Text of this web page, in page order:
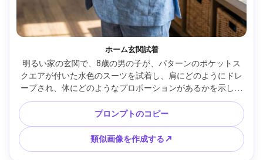
ホーム玄関試着
明るい家の玄関で、8歳の男の子が、パターンのポケットス
クエアが付いた水色のスーツを試着し、肩にどのようにドレ
ープされ、体にどのようなプロポーションがあるかを示して
います。窓の日光、Canon R6 35mm、4 分の 3 ポートレー
ト、自然な影、フォトリアルなディテール、フレームに自然
にドレープされた衣服 --ar 4:5
プロンプトのコピー
類似画像を作成する↗